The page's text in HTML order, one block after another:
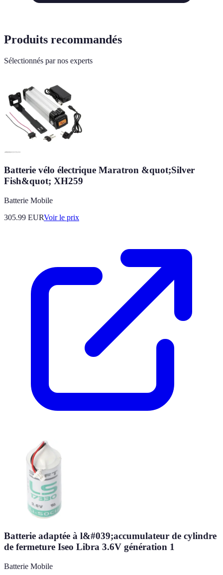
Produits recommandés
Sélectionnés par nos experts
Batterie vélo électrique Maratron &quot;Silver
Fish&quot; XH259
Batterie Mobile
305.99 EURVoir le prix
Batterie adaptée à l&#039;accumulateur de cylindre
de fermeture Iseo Libra 3.6V génération 1
Batterie Mobile